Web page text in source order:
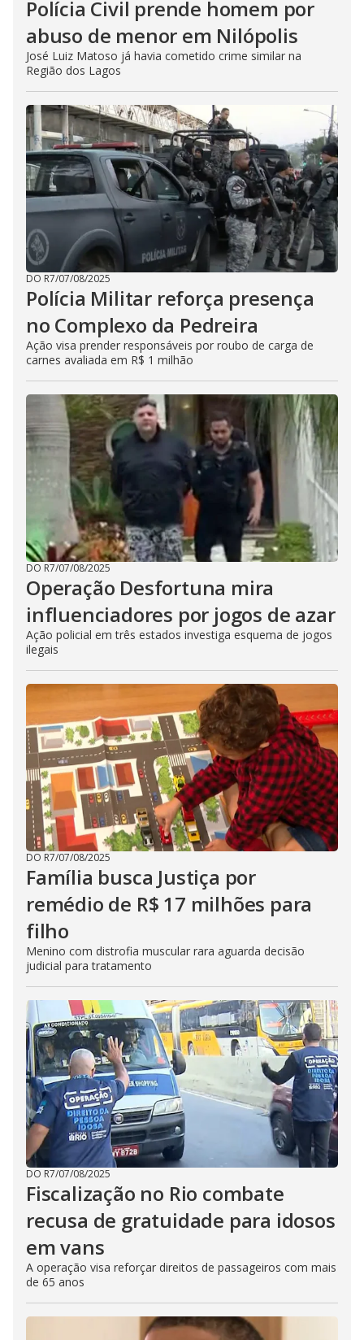
Polícia Civil prende homem por
abuso de menor em Nilópolis
José Luiz Matoso já havia cometido crime similar na
Região dos Lagos
DO R7/07/08/2025
Polícia Militar reforça presença
no Complexo da Pedreira
Ação visa prender responsáveis por roubo de carga de
carnes avaliada em R$ 1 milhão
DO R7/07/08/2025
Operação Desfortuna mira
influenciadores por jogos de azar
Ação policial em três estados investiga esquema de jogos
ilegais
DO R7/07/08/2025
Família busca Justiça por
remédio de R$ 17 milhões para
filho
Menino com distrofia muscular rara aguarda decisão
judicial para tratamento
DO R7/07/08/2025
Fiscalização no Rio combate
recusa de gratuidade para idosos
em vans
A operação visa reforçar direitos de passageiros com mais
de 65 anos